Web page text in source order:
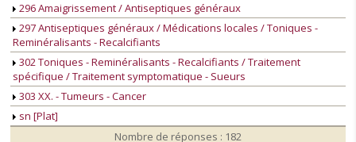
296 Amaigrissement / Antiseptiques généraux
297 Antiseptiques généraux / Médications locales / Toniques -
Reminéralisants - Recalcifiants
302 Toniques - Reminéralisants - Recalcifiants / Traitement
spécifique / Traitement symptomatique - Sueurs
303 XX. - Tumeurs - Cancer
sn [Plat]
Nombre de réponses : 182